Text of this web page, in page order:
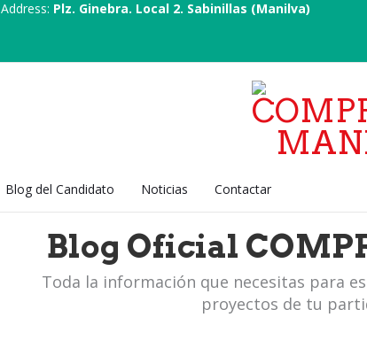
Address: Plz. Ginebra. Local 2. Sabinillas (Manilva)
Blog del Candidato Noticias Contactar
Blog Oficial
Toda la información que necesitas para
proyectos de tu